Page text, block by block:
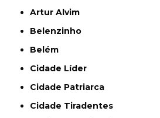
Artur Alvim
Belenzinho
Belém
Cidade Líder
Cidade Patriarca
Cidade Tiradentes